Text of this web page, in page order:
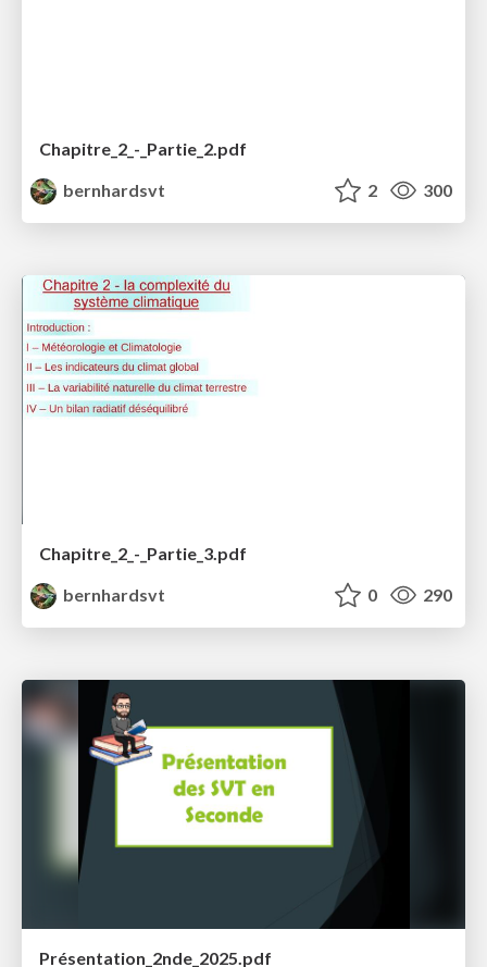
Chapitre_2_-_Partie_2.pdf
bernhardsvt
2 300
Chapitre_2_-_Partie_3.pdf
bernhardsvt
0 290
Présentation_2nde_2025.pdf